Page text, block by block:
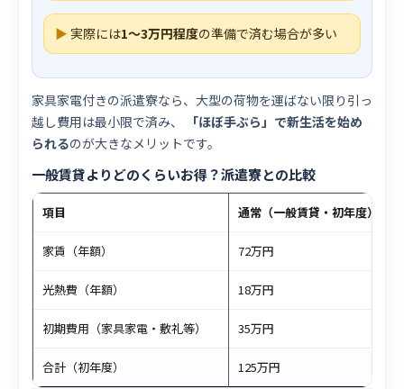
▶ 実際には1〜3万円程度の準備で済む場合が多い
家具家電付きの派遣寮なら、大型の荷物を運ばない限り引っ
越し費用は最小限で済み、
「ほぼ手ぶら」で新生活を始め
られるのが大きなメリットです。
一般賃貸よりどのくらいお得？派遣寮との比較
項目 通常（一般賃貸・初年度）
家賃（年額） 72万円
光熱費（年額） 18万円
初期費用（家具家電・敷礼等） 35万円
合計（初年度） 125万円